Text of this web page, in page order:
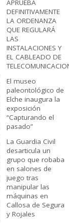
APRUEBA
DEFINITIVAMENTE
LA ORDENANZA
QUE REGULARÁ
LAS
INSTALACIONES Y
EL CABLEADO DE
El museo
paleontológico de
Elche inaugura la
exposición
“Capturando el
pasado”
La Guardia Civil
desarticula un
grupo que robaba
en salones de
juego tras
manipular las
máquinas en
Callosa de Segura
y Rojales